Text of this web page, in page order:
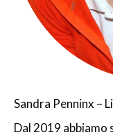
Sandra Penninx –
Dal 2019